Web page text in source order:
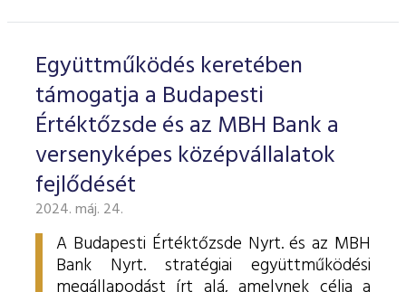
Együttműködés keretében
támogatja a Budapesti
Értéktőzsde és az MBH Bank a
versenyképes középvállalatok
fejlődését
2024. máj. 24.
A Budapesti Értéktőzsde Nyrt. és az MBH
Bank Nyrt. stratégiai együttműködési